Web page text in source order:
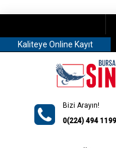
Kaliteye Online Kayıt
Bizi Arayın!
0(224) 494 1199